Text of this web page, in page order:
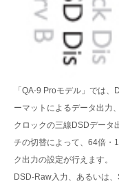
「QA-9 Proモデル」では
ーマットによるデータ出力
クロックの三線DSDデータ
チの切替によって、64倍・
ク出力の設定が行えます。
DSD-Raw入力、あるいは